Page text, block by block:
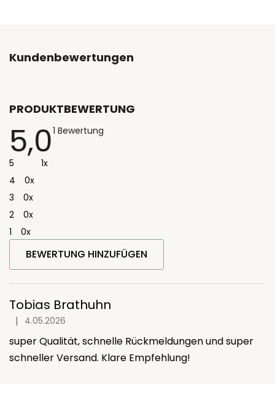
Kundenbewertungen
PRODUKTBEWERTUNG
5,0Die
durchschnittliche
1 Bewertung
5
1x
4
0x
3
0x
2
0x
1
0x
BEWERTUNG HINZUFÜGEN
L
i
s
d
e
Tobias Brathuhn
Die Produktbewertung beträgt 5 von 5 Sternen.
| 4.05.2026
super Qualität, schnelle Rückmeldungen und super
schneller Versand. Klare Empfehlung!